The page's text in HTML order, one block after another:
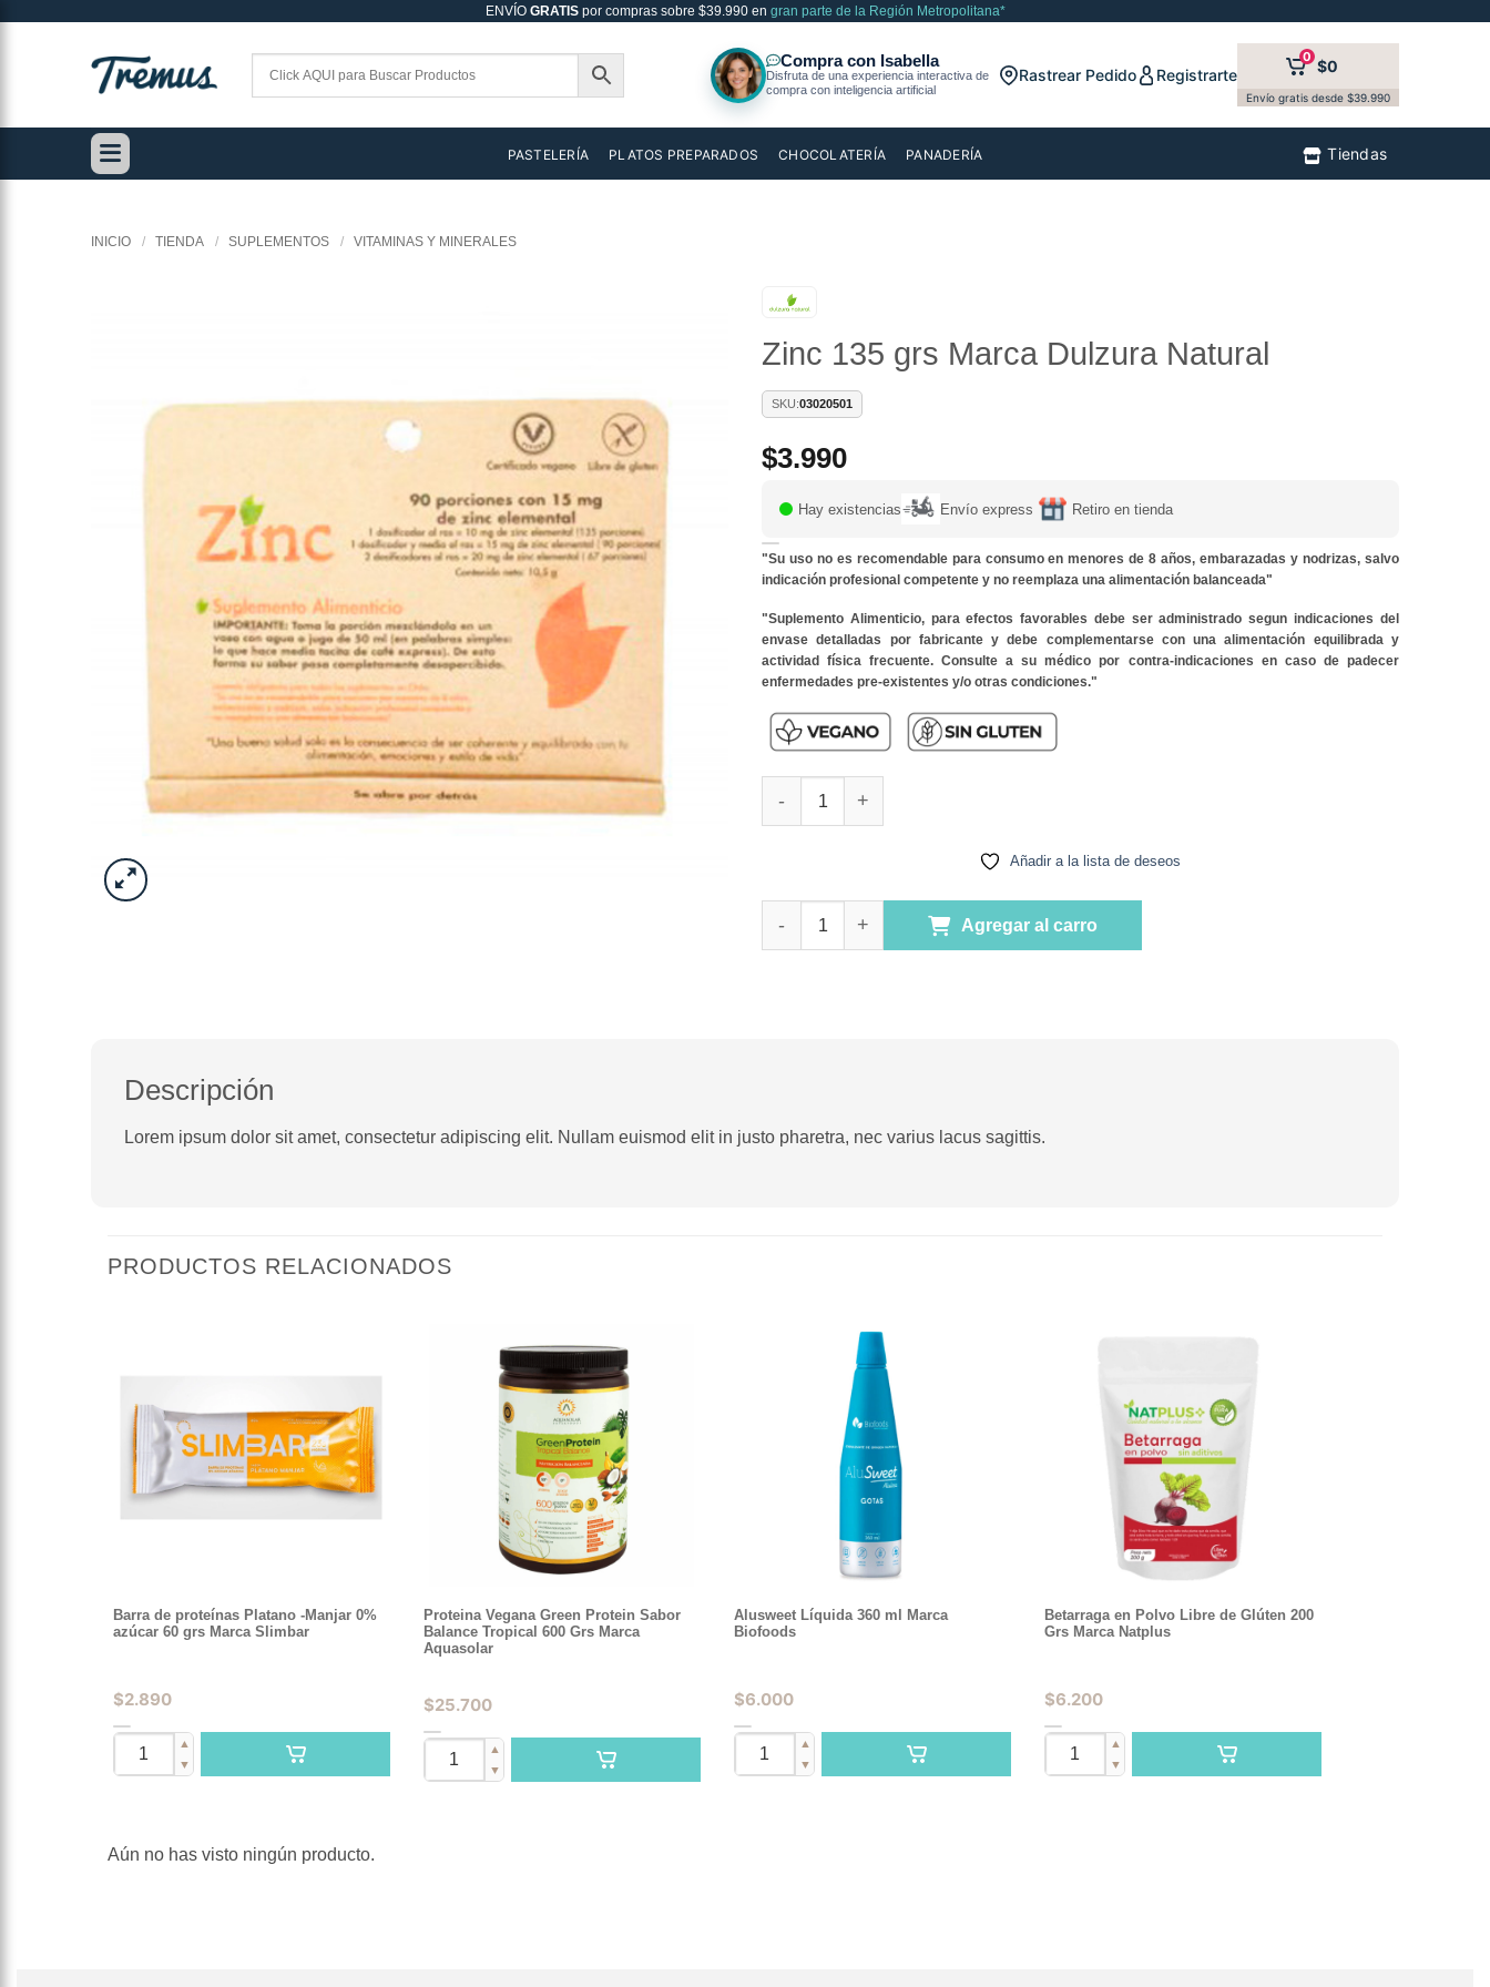
ENVÍO GRATISpor compras sobre $39.990 en gran parte de la Región Metropolitana*
Rastrear Pedido Registrarte
0 $0
Envío gratis desde $39.990
PASTELERÍA PLATOS PREPARADOS CHOCOLATERÍA PANADERÍA Tiendas
INICIO / TIENDA / SUPLEMENTOS / VITAMINAS Y MINERALES
Zinc 135 grs Marca Dulzura Natural
SKU:03020501
$3.990
Hay existencias Envío express Retiro en tienda
"Su uso no es recomendable para consumo en menores de 8 años, embarazadas y nodrizas, salvo
indicación profesional competente y no reemplaza una alimentación balanceada"
"Suplemento Alimenticio, para efectos favorables debe ser administrado segun indicaciones del
envase detalladas por fabricante y debe complementarse con una alimentación equilibrada y
actividad física frecuente. Consulte a su médico por contra-indicaciones en caso de padecer
enfermedades pre-existentes y/o otras condiciones."
Añadir a la lista de deseos
Zinc 135 grs Marca Dulzura Natural cantidad
Agregar al carro
Descripción
Lorem ipsum dolor sit amet, consectetur adipiscing elit. Nullam euismod elit in justo pharetra, nec varius lacus sagittis.
PRODUCTOS RELACIONADOS
Barra de proteínas Platano -Manjar 0%
azúcar 60 grs Marca Slimbar
$2.890
▲
▼
Proteina Vegana Green Protein Sabor
Balance Tropical 600 Grs Marca
Aquasolar
$25.700
▲
▼
Alusweet Líquida 360 ml Marca
Biofoods
$6.000
▲
▼
Betarraga en Polvo Libre de Glúten 200
Grs Marca Natplus
$6.200
▲
▼
Aún no has visto ningún producto.